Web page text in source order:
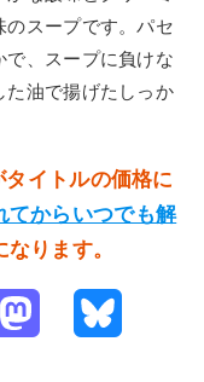
のスープです。パセ
で、スープに負けな
た油で揚げたしっか
イトルの価格に
てからいつでも解
ります。